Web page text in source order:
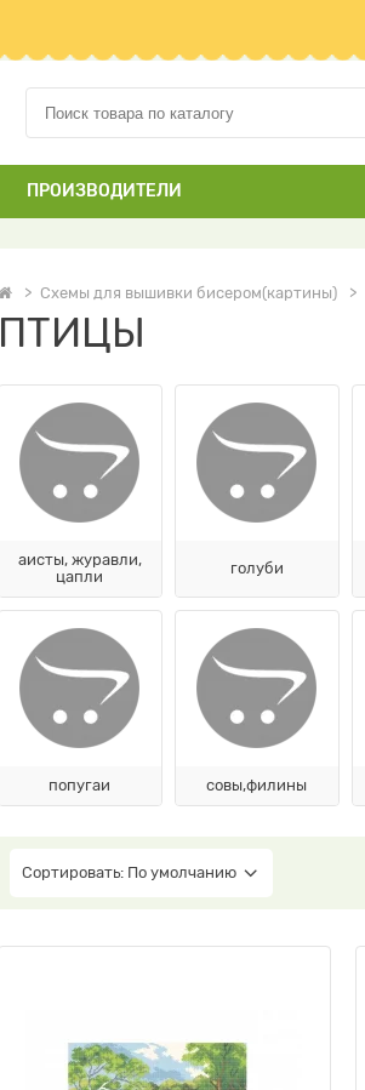
ПРОИЗВОДИТЕЛИ
Схемы для вышивки бисером(картины)
ПТИЦЫ
аисты, журавли,
цапли
голуби
попугаи совы,филины
Сортировать: По умолчанию